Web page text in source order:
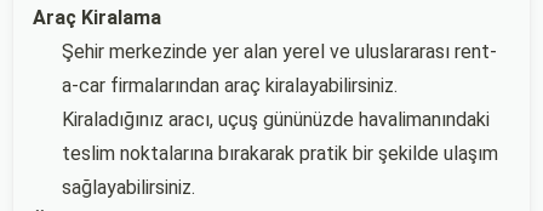
Araç Kiralama
Şehir merkezinde yer alan yerel ve uluslararası rent-
a-car firmalarından araç kiralayabilirsiniz.
Kiraladığınız aracı, uçuş gününüzde havalimanındaki
teslim noktalarına bırakarak pratik bir şekilde ulaşım
sağlayabilirsiniz.